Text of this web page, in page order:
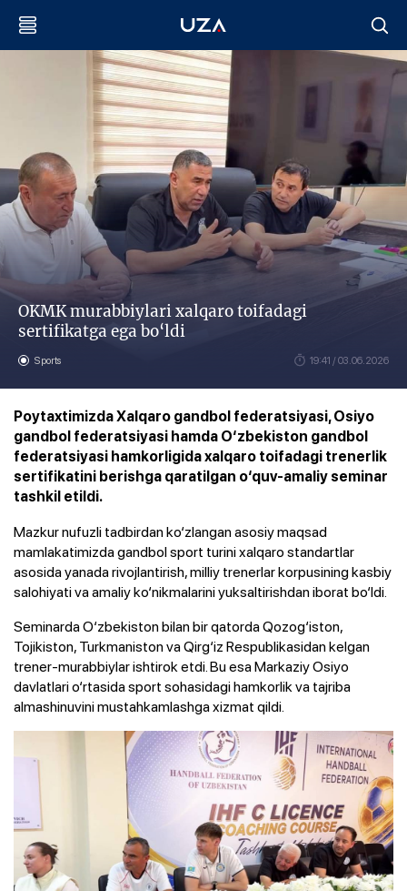
OKMK murabbiylari xalqaro toifadagi
sertifikatga ega bo‘ldi
Sports 19:41 / 03.06.2026
Poytaxtimizda Xalqaro gandbol federatsiyasi, Osiyo
gandbol federatsiyasi hamda O‘zbekiston gandbol
federatsiyasi hamkorligida xalqaro toifadagi trenerlik
sertifikatini berishga qaratilgan o‘quv-amaliy seminar
tashkil etildi.
Mazkur nufuzli tadbirdan ko‘zlangan asosiy maqsad
mamlakatimizda gandbol sport turini xalqaro standartlar
asosida yanada rivojlantirish, milliy trenerlar korpusining kasbiy
salohiyati va amaliy ko‘nikmalarini yuksaltirishdan iborat bo‘ldi.
Seminarda O‘zbekiston bilan bir qatorda Qozog‘iston,
Tojikiston, Turkmaniston va Qirg‘iz Respublikasidan kelgan
trener-murabbiylar ishtirok etdi. Bu esa Markaziy Osiyo
davlatlari o‘rtasida sport sohasidagi hamkorlik va tajriba
almashinuvini mustahkamlashga xizmat qildi.